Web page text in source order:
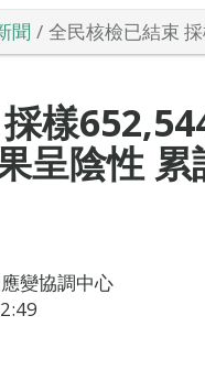
聞 全民核檢已結束
樣
呈陰性
變協調中心